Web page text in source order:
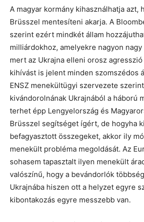
A magyar kormány kihasználhatja azt,
Brüsszel mentesíteni akarja. A
szerint ezért mindkét állam
milliárdokhoz, amelyekre nagyon
mert az Ukrajna elleni orosz
kihívást is jelent minden szomszédos
ENSZ menekültügyi szervezete
kivándorolnának Ukrajnából a háború
terhet épp Lengyelország és
Brüsszel segítséget ígért, de hogyha
befagyasztott összegeket, akkor ily
menekült probléma megoldását. Az
sohasem tapasztalt ilyen menekült
valószínű, hogy a bevándorlók
Ukrajnába hiszen ott a helyzet egyre
kibontakozás egyre messzebb van.